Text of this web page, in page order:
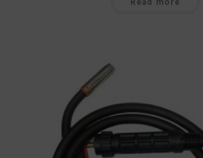
Read more